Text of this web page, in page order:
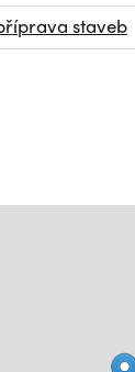
staveb